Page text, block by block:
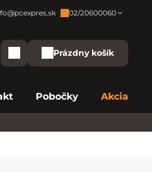
podpora:
02/20600060
02/20 60 00 61
Nákupný košík
Prázdny košík
Pobočky Akcia